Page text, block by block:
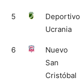
5
Deportivo
Ucrania
6
Nuevo
San
Cristóbal